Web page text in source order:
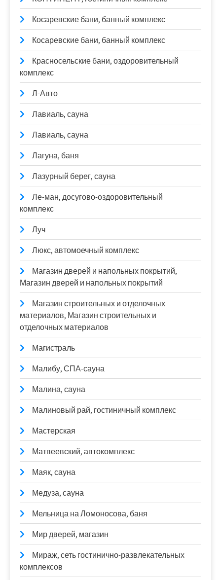
Косаревские бани, банный комплекс
Косаревские бани, банный комплекс
Красносельские бани, оздоровительный
комплекс
Л-Авто
Лавиаль, сауна
Лавиаль, сауна
Лагуна, баня
Лазурный берег, сауна
Ле-ман, досугово-оздоровительный
комплекс
Луч
Люкс, автомоечный комплекс
Магазин дверей и напольных покрытий,
Магазин дверей и напольных покрытий
Магазин строительных и отделочных
материалов, Магазин строительных и
отделочных материалов
Магистраль
Малибу, СПА-сауна
Малина, сауна
Малиновый рай, гостиничный комплекс
Мастерская
Матвеевский, автокомплекс
Маяк, сауна
Медуза, сауна
Мельница на Ломоносова, баня
Мир дверей, магазин
Мираж, сеть гостинично-развлекательных
комплексов